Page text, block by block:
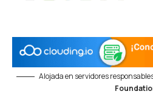
Alojada en servidores